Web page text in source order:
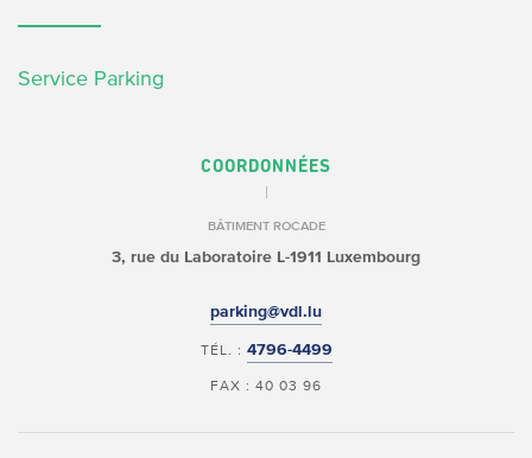
Service Parking
COORDONNÉES
BÂTIMENT ROCADE
3, rue du Laboratoire L-1911 Luxembourg
parking@vdl.lu
TÉL. : 4796-4499
FAX : 40 03 96